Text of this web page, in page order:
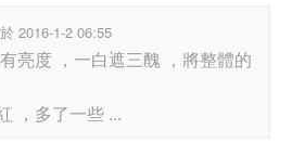
2016-1-2 06:55
亮度 ，一白遮三醜 ，將整體的
，多了一些 ...